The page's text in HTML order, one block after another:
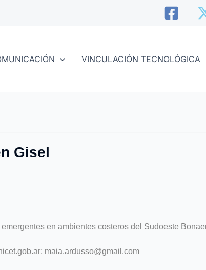
VINCULACIÓN TECNOLÓGICA
Gisel
en ambientes costeros del Sudoeste
maia.ardusso@gmail.com